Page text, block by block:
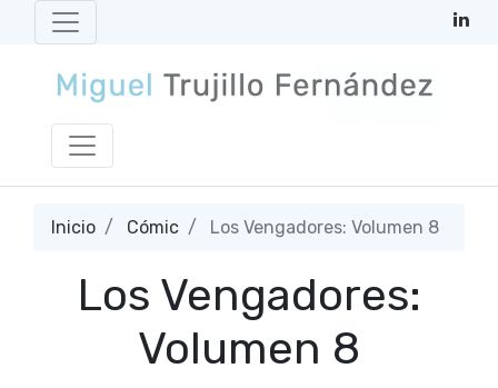
Inicio Cómic Los Vengadores: Volumen 8
Los Vengadores:
Volumen 8